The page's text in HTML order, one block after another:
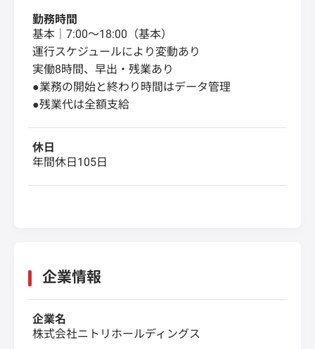
勤務時間
基本｜7:00～18:00（基本）
運行スケジュールにより変動あり
実働8時間、早出・残業あり
●業務の開始と終わり時間はデータ管理
●残業代は全額支給
休日
年間休日105日
企業情報
企業名
株式会社ニトリホールディングス